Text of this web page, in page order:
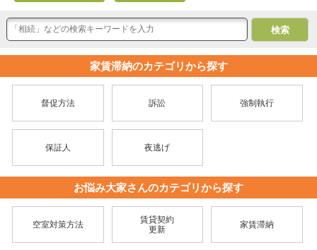
家賃滞納のカテゴリから探す
督促方法 訴訟 強制執行
保証人 夜逃げ
お悩み大家さんのカテゴリから探す
空室対策方法
賃貸契約
更新
家賃滞納